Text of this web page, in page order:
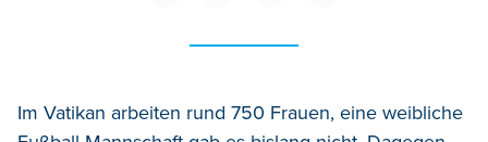
Im Vatikan arbeiten rund 750 Frauen, eine weibliche